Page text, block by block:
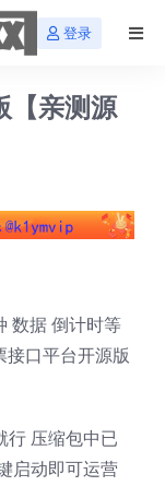
登录
【亲测源
数据 倒计时等
口平台开源版
压缩包中已
启动即可运营